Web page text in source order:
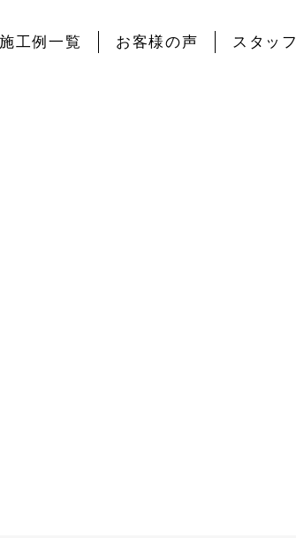
施工例一覧 お客様の声 スタッフ